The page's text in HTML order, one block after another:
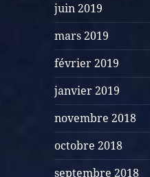
juin 2019
mars 2019
février 2019
janvier 2019
novembre 2018
octobre 2018
septembre 2018